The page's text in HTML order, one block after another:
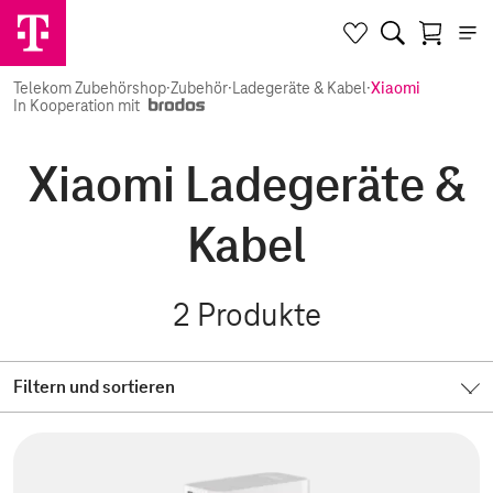
Telekom Zubehörshop·Zubehör·Ladegeräte & Kabel·Xiaomi
In Kooperation mit
Xiaomi Ladegeräte &
Kabel
2 Produkte
Filtern und sortieren